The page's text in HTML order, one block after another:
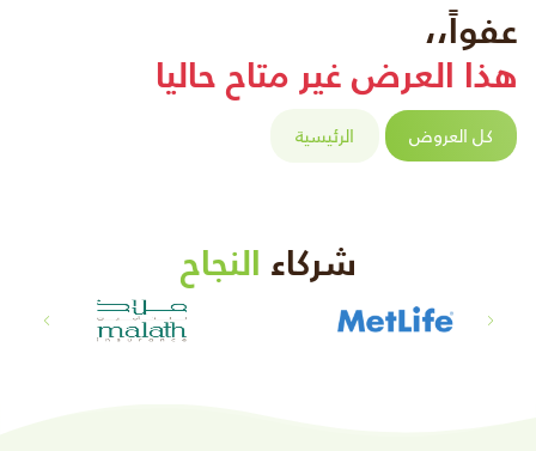
عفواً،،
هذا العرض غير متاح حاليا
كل العروض الرئيسية
شركاء النجاح